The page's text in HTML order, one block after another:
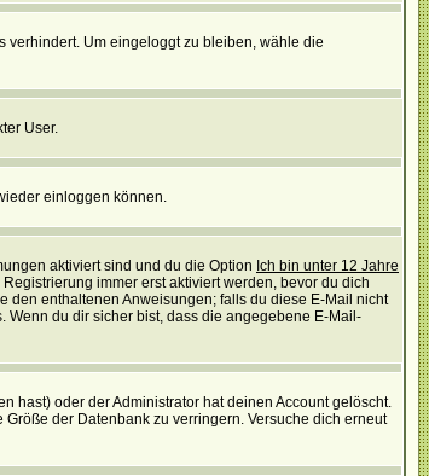
verhindert. Um eingeloggt zu bleiben, wähle die
User.
einloggen können.
aktiviert sind und du die Option Ich bin unter 12 Jahre
immer erst aktiviert werden, bevor du dich
den enthaltenen Anweisungen; falls du diese E-Mail nicht
Wenn du dir sicher bist, dass die angegebene E-Mail-
hast) oder der Administrator hat deinen Account gelöscht.
der Datenbank zu verringern. Versuche dich erneut